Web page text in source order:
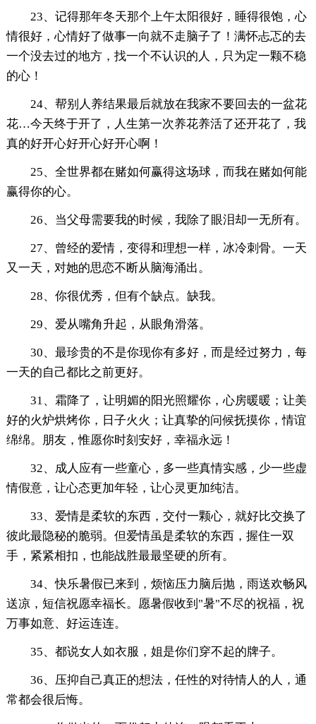
23、记得那年冬天那个上午太阳很好，睡得很饱，心
情很好，心情好了做事一向就不走脑子了！满怀忐忑的去
一个没去过的地方，找一个不认识的人，只为定一颗不稳
的心！
24、帮别人养结果最后就放在我家不要回去的一盆花
花…今天终于开了，人生第一次养花养活了还开花了，我
真的好开心好开心好开心啊！
25、全世界都在赌如何赢得这场球，而我在赌如何能
赢得你的心。
26、当父母需要我的时候，我除了眼泪却一无所有。
27、曾经的爱情，变得和理想一样，冰冷刺骨。一天
又一天，对她的思恋不断从脑海涌出。
28、你很优秀，但有个缺点。缺我。
29、爱从嘴角升起，从眼角滑落。
30、最珍贵的不是你现你有多好，而是经过努力，每
一天的自己都比之前更好。
31、霜降了，让明媚的阳光照耀你，心房暖暖；让美
好的火炉烘烤你，日子火火；让真挚的问候抚摸你，情谊
绵绵。朋友，惟愿你时刻安好，幸福永远！
32、成人应有一些童心，多一些真情实感，少一些虚
情假意，让心态更加年轻，让心灵更加纯洁。
33、爱情是柔软的东西，交付一颗心，就好比交换了
彼此最隐秘的脆弱。但爱情虽是柔软的东西，握住一双
手，紧紧相扣，也能战胜最最坚硬的所有。
34、快乐暑假已来到，烦恼压力脑后抛，雨送欢畅风
送凉，短信祝愿幸福长。愿暑假收到"暑"不尽的祝福，祝
万事如意、好运连连。
35、都说女人如衣服，姐是你们穿不起的牌子。
36、压抑自己真正的想法，任性的对待情人的人，通
常都会很后悔。